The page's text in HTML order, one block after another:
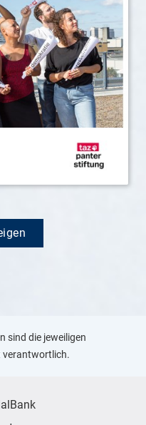
sind die jeweiligen
verantwortlich.